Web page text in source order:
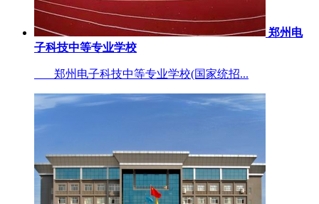
郑州电
子科技中等专业学校
郑州电子科技中等专业学校(国家统招...